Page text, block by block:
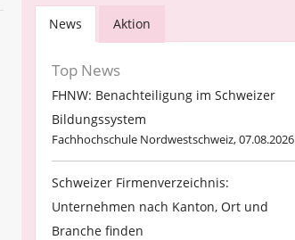
News Aktion
Top News
FHNW: Benachteiligung im Schweizer
Bildungssystem
Fachhochschule Nordwestschweiz, 07.08.2026
Schweizer Firmenverzeichnis:
Unternehmen nach Kanton, Ort und
Branche finden